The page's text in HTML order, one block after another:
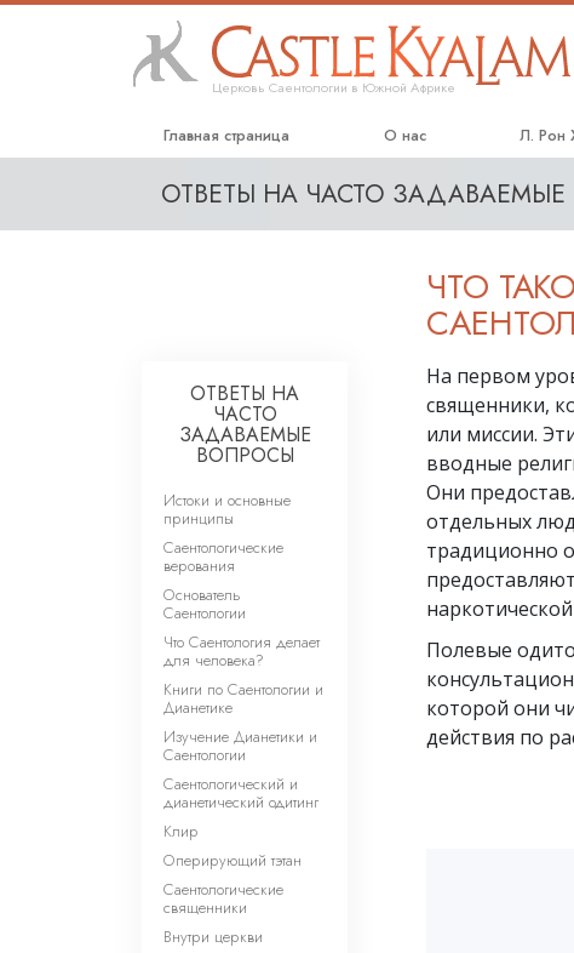
Церковь Саентологии в Южной Африке
Главная страница О нас Л. Рон
ОТВЕТЫ НА ЧАСТО
ЧТО
На первом
священники,
или миссии.
вводные
Они
отдельных
традиционно
Полевые
которой они
действия по
ОТВЕТЫ НА
ЧАСТО
ЗАДАВАЕМЫЕ
ВОПРОСЫ
Истоки и основные
принципы
Саентологические
верования
Основатель
Саентологии
Что Саентология делает
для человека?
Книги по Саентологии и
Дианетике
Изучение Дианетики и
Саентологии
Саентологический и
дианетический одитинг
Клир
Оперирующий тэтан
Саентологические
священники
Внутри церкви